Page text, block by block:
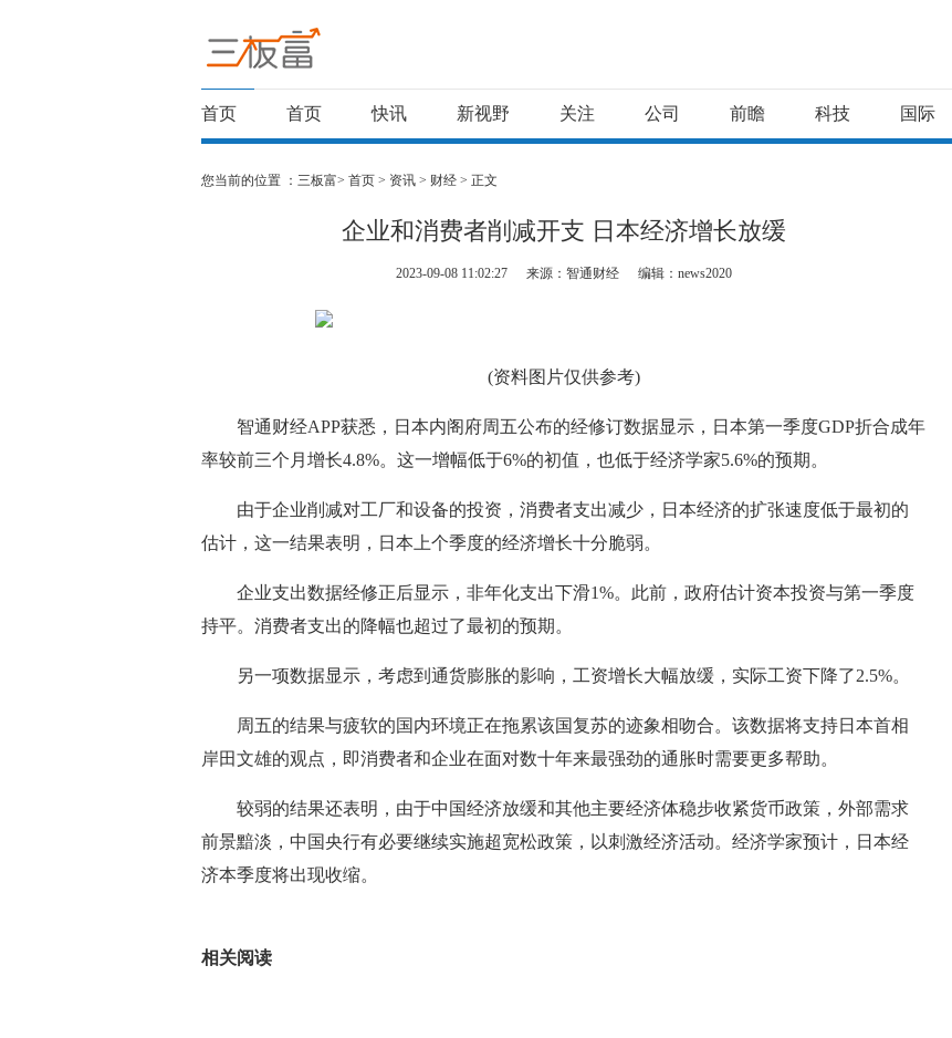
首页 首页 快讯 新视野 关注 公司 前瞻 科技 国际
您当前的位置 ： 三板富> 首页 > 资讯 > 财经 > 正文
企业和消费者削减开支 日本经济增长放缓
2023-09-08 11:02:27 来源：智通财经 编辑：news2020
(资料图片仅供参考)
智通财经APP获悉，日本内阁府周五公布的经修订数据显示，日本第一季度GDP折合成年
率较前三个月增长4.8%。这一增幅低于6%的初值，也低于经济学家5.6%的预期。
由于企业削减对工厂和设备的投资，消费者支出减少，日本经济的扩张速度低于最初的
估计，这一结果表明，日本上个季度的经济增长十分脆弱。
企业支出数据经修正后显示，非年化支出下滑1%。此前，政府估计资本投资与第一季度
持平。消费者支出的降幅也超过了最初的预期。
另一项数据显示，考虑到通货膨胀的影响，工资增长大幅放缓，实际工资下降了2.5%。
周五的结果与疲软的国内环境正在拖累该国复苏的迹象相吻合。该数据将支持日本首相
岸田文雄的观点，即消费者和企业在面对数十年来最强劲的通胀时需要更多帮助。
较弱的结果还表明，由于中国经济放缓和其他主要经济体稳步收紧货币政策，外部需求
前景黯淡，中国央行有必要继续实施超宽松政策，以刺激经济活动。经济学家预计，日本经
济本季度将出现收缩。
相关阅读